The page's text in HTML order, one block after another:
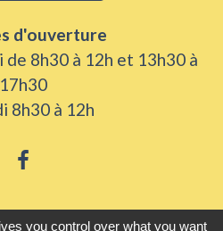
d'ouverture
de 8h30 à 12h et 13h30 à
17h30
8h30 à 12h
you control over what you want